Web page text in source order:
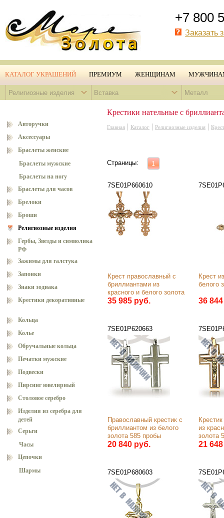
+7 800
Заказать
КАТАЛОГ УКРАШЕНИЙ ПРЕМИУМ ЖЕНЩИНАМ
Религиозные изделия Вставка Металл
Авторучки
Аксессуары
Браслеты женские
Браслеты мужские
Браслеты на ногу
Браслеты для часов
Брелоки
Броши
Религиозные изделия
Гербы, Звезды и символика
РФ
Зажимы для галстука
Запонки
Знаки зодиака
Крестики декоративные
Кольца
Колье
Обручальные кольца
Печатки мужские
Подвески
Пирсинг ювелирный
Столовое серебро
Изделия из серебра для
детей
Серьги
Часы
Цепочки
Шармы
Крестики нательные с
Главная | Каталог | Религиозные изделия |
Страницы: 1
7SE01Р660610
Крест православный с
бриллиантами из
красного и белого золота
585 пробы
35 985 руб.
Крест
белого
36
7SE01Р620663
Православный крестик с
бриллиантом из белого
золота 585 пробы
20 840 руб.
из
золота
21
7SE01Р680603